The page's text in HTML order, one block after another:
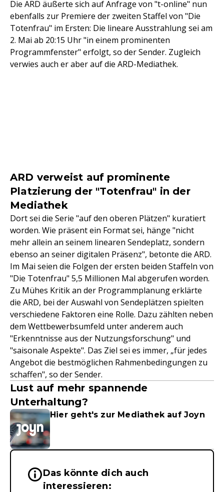
Die ARD äußerte sich auf Anfrage von "t-online" nun
ebenfalls zur Premiere der zweiten Staffel von "Die
Totenfrau" im Ersten: Die lineare Ausstrahlung sei am
2. Mai ab 20:15 Uhr "in einem prominenten
Programmfenster" erfolgt, so der Sender. Zugleich
verwies auch er aber auf die ARD-Mediathek.
ARD verweist auf prominente
Platzierung der "Totenfrau" in der
Mediathek
Dort sei die Serie "auf den oberen Plätzen" kuratiert
worden. Wie präsent ein Format sei, hänge "nicht
mehr allein an seinem linearen Sendeplatz, sondern
ebenso an seiner digitalen Präsenz", betonte die ARD.
Im Mai seien die Folgen der ersten beiden Staffeln von
"Die Totenfrau" 5,5 Millionen Mal abgerufen worden.
Zu Mühes Kritik an der Programmplanung erklärte
die ARD, bei der Auswahl von Sendeplätzen spielten
verschiedene Faktoren eine Rolle. Dazu zählten neben
dem Wettbewerbsumfeld unter anderem auch
"Erkenntnisse aus der Nutzungsforschung" und
"saisonale Aspekte". Das Ziel sei es immer, „für jedes
Angebot die bestmöglichen Rahmenbedingungen zu
schaffen", so der Sender.
Lust auf mehr spannende
Unterhaltung?
Hier geht's zur Mediathek auf Joyn
Wichtige Hinweise &
Das könnte dich auch
interessieren: